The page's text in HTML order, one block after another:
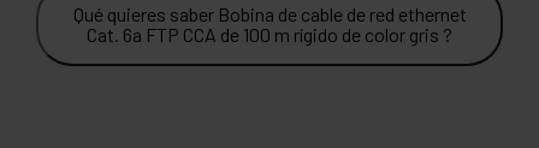
Qué quieres saber Bobina de cable de red ethernet
Cat. 6a FTP CCA de 100 m rígido de color gris ?